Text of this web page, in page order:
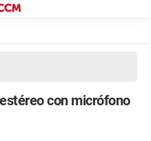
con micrófono